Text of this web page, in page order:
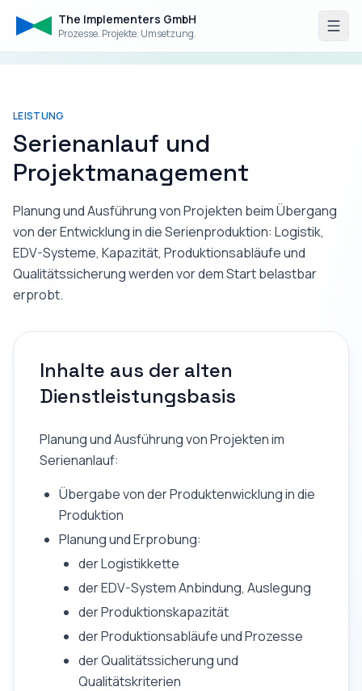
The Implementers GmbH
Prozesse. Projekte. Umsetzung.
LEISTUNG
Serienanlauf und
Projektmanagement
Planung und Ausführung von Projekten beim Übergang
von der Entwicklung in die Serienproduktion: Logistik,
EDV-Systeme, Kapazität, Produktionsabläufe und
Qualitätssicherung werden vor dem Start belastbar
erprobt.
Inhalte aus der alten
Dienstleistungsbasis
Planung und Ausführung von Projekten im
Serienanlauf:
Übergabe von der Produktenwicklung in die
Produktion
Planung und Erprobung:
der Logistikkette
der EDV-System Anbindung, Auslegung
der Produktionskapazität
der Produktionsabläufe und Prozesse
der Qualitätssicherung und
Qualitätskriterien